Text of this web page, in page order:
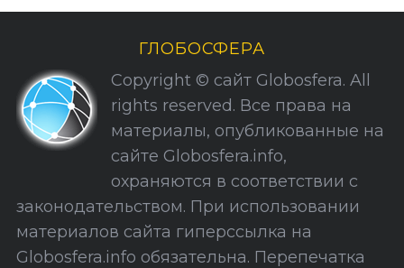
р
и
С
а
а
ГЛОБОСФЕРА
Copyright © сайт Globosfera. All
rights reserved. Все права на
материалы, опубликованные на
сайте Globosfera.info,
охраняются в соответствии с
законодательством. При использовании
материалов сайта гиперссылка на
Globosfera.info обязательна. Перепечатка